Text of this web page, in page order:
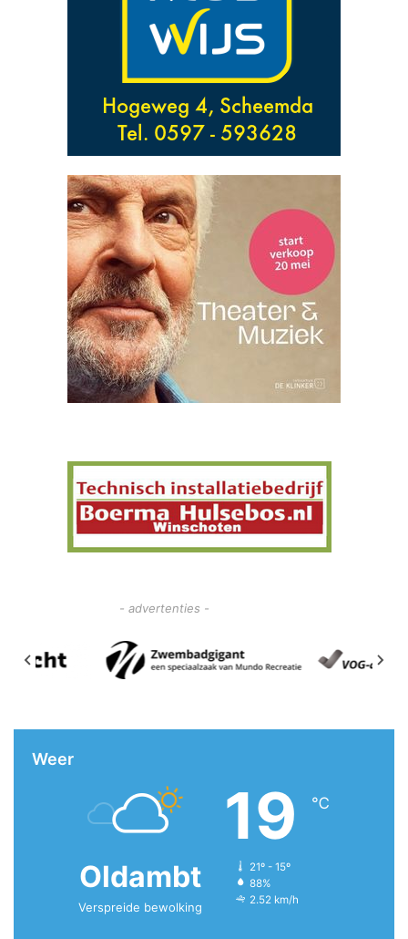
- advertenties -
Weer
Oldambt
Verspreide bewolking
19 ℃
21º - 15º
88%
2.52 km/h